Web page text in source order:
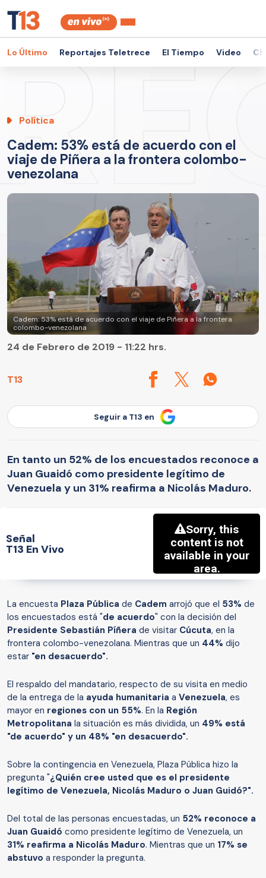
Lo Último Reportajes Teletrece El Tiempo Video
Política
Cadem: 53% está de acuerdo con el
viaje de Piñera a la frontera colombo-
venezolana
Cadem: 53% está de acuerdo con el viaje de Piñera a la frontera
colombo-venezolana
T13
24 de Febrero de 2019 - 11:22 hrs.
Seguir a T13 en
En tanto un 52% de los encuestados reconoce a
Juan Guaidó como presidente legítimo de
Venezuela y un 31% reafirma a Nicolás Maduro.
Señal
T13 En Vivo
La encuesta Plaza Pública de Cadem arrojó que el 53% de
los encuestados está "de acuerdo" con la decisión del
Presidente Sebastián Píñera de visitar Cúcuta, en la
frontera colombo-venezolana. Mientras que un 44% dijo
estar "en desacuerdo".
El respaldo del mandatario, respecto de su visita en medio
de la entrega de la ayuda humanitaria a Venezuela, es
mayor en regiones con un 55%. En la Región
Metropolitana la situación es más dividida, un 49% está
"de acuerdo" y un 48% "en desacuerdo".
Sobre la contingencia en Venezuela, Plaza Pública hizo la
pregunta "¿Quién cree usted que es el presidente
legítimo de Venezuela, Nicolás Maduro o Juan Guidó?".
Del total de las personas encuestadas, un 52% reconoce a
Juan Guaidó como presidente legítimo de Venezuela, un
31% reafirma a Nicolás Maduro. Mientras que un 17% se
abstuvo a responder la pregunta.